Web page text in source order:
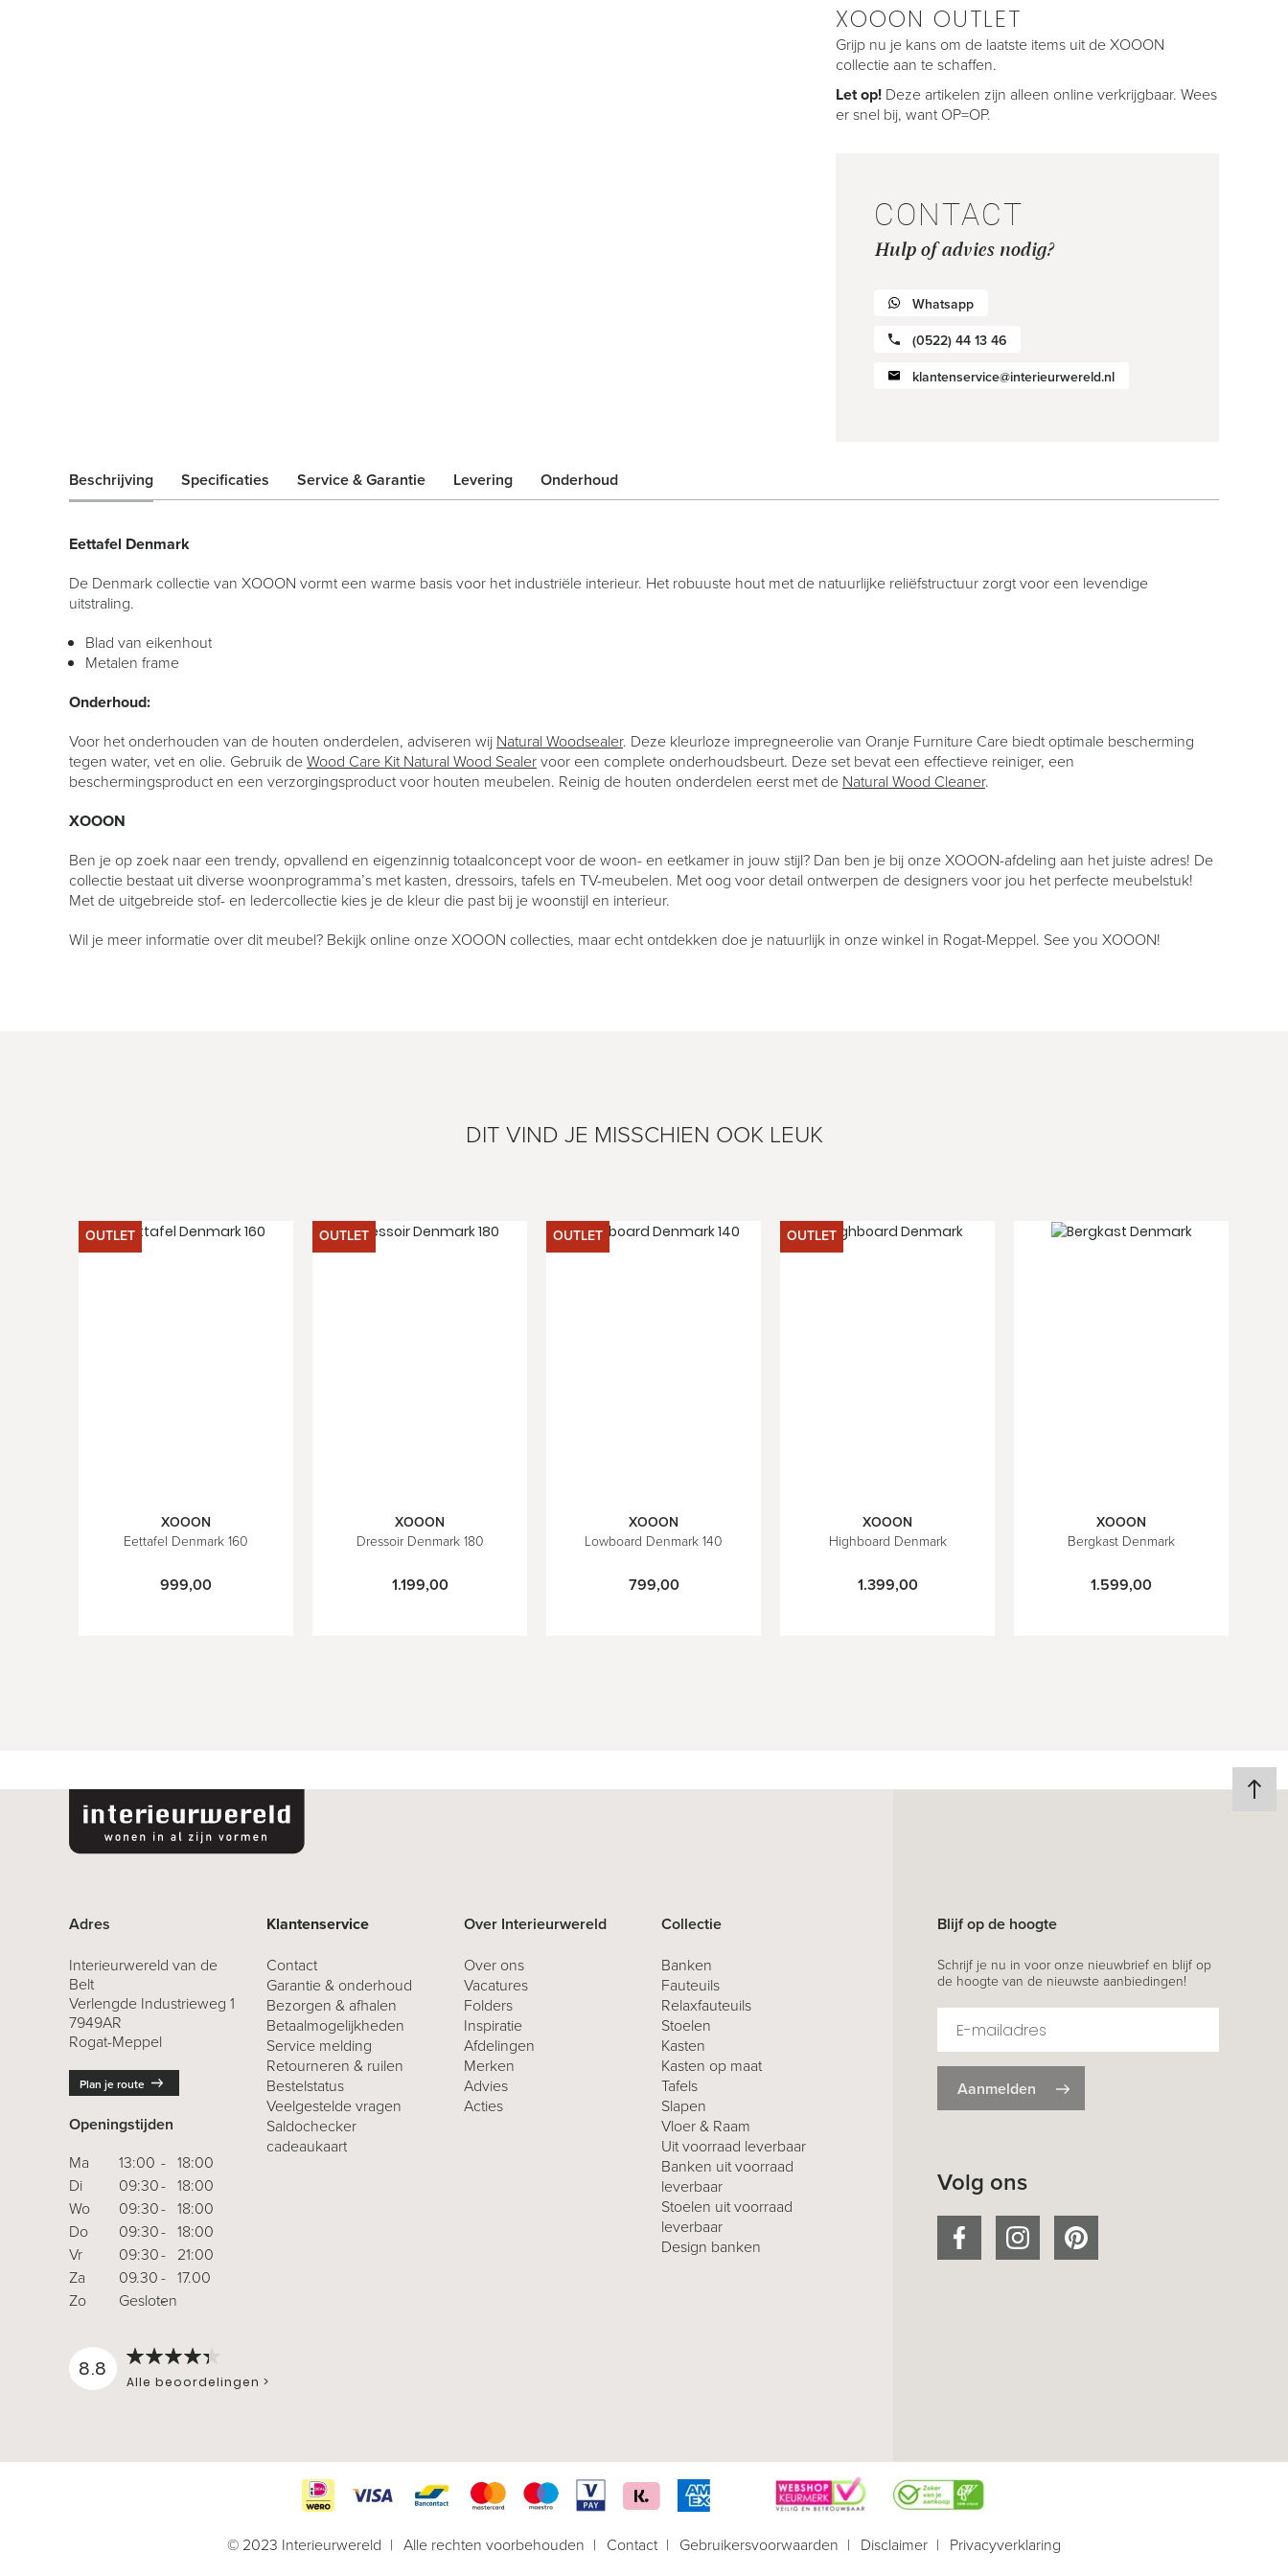
XOOON OUTLET
Grijp nu je kans om de laatste items uit de XOOON
collectie aan te schaffen.
Let op! Deze artikelen zijn alleen online verkrijgbaar. Wees
er snel bij, want OP=OP.
CONTACT
Hulp of advies nodig?
Whatsapp
(0522) 44 13 46
klantenservice@interieurwereld.nl
Beschrijving
Eettafel Denmark
De Denmark collectie van XOOON vormt een warme basis voor het industriële interieur. Het robuuste hout met de natuurlijke reliëfstructuur zorgt voor een levendige
uitstraling.
Blad van eikenhout
Metalen frame
Onderhoud:
Voor het onderhouden van de houten onderdelen, adviseren wij Natural Woodsealer. Deze kleurloze impregneerolie van Oranje Furniture Care biedt optimale bescherming
tegen water, vet en olie. Gebruik deWood Care Kit Natural Wood Sealervoor een complete onderhoudsbeurt. Deze set bevat een effectieve reiniger, een
beschermingsproduct en een verzorgingsproduct voor houten meubelen. Reinig de houten onderdelen eerst met de Natural Wood Cleaner.
XOOON
Ben je op zoek naar een trendy, opvallend en eigenzinnig totaalconcept voor de woon- en eetkamer in jouw stijl? Dan ben je bij onze XOOON-afdeling aan het juiste adres! De
collectie bestaat uit diverse woonprogramma’s met kasten, dressoirs, tafels en TV-meubelen. Met oog voor detail ontwerpen de designers voor jou het perfecte meubelstuk!
Met de uitgebreide stof- en ledercollectie kies je de kleur die past bij je woonstijl en interieur.
Wil je meer informatie over dit meubel? Bekijk online onze XOOON collecties, maar echt ontdekken doe je natuurlijk in onze winkel in Rogat-Meppel. See you XOOON!
Specificaties Service & Garantie Levering Onderhoud
DIT VIND JE MISSCHIEN OOK LEUK
OUTLET
XOOON
Eettafel Denmark 160
999,00
OUTLET
XOOON
Dressoir Denmark 180
1.199,00
OUTLET
XOOON
Lowboard Denmark 140
799,00
OUTLET
XOOON
Highboard Denmark
1.399,00
XOOON
Bergkast Denmark
1.599,00
Adres
Interieurwereld van de
Belt
Verlengde Industrieweg 1
7949AR
Rogat-Meppel
Plan je route
Openingstijden
Ma
Di
Wo
Do
Vr
Za
Zo
13:00 - 18:00
09:30- 18:00
09:30- 18:00
09:30- 18:00
09:30-
21:00
09.30- 17.00
Gesloten
-
Klantenservice
Contact
Garantie & onderhoud
Bezorgen & afhalen
Betaalmogelijkheden
Service melding
Retourneren & ruilen
Bestelstatus
Veelgestelde vragen
Saldochecker
cadeaukaart
Over Interieurwereld
Over ons
Vacatures
Folders
Inspiratie
Afdelingen
Merken
Advies
Acties
Collectie
Banken
Fauteuils
Relaxfauteuils
Stoelen
Kasten
Kasten op maat
Tafels
Slapen
Vloer & Raam
Uit voorraad leverbaar
Banken uit voorraad
leverbaar
Stoelen uit voorraad
leverbaar
Design banken
8.8
Alle beoordelingen >
Blijf op de hoogte
Schrijf je nu in voor onze nieuwbrief en blijf op
de hoogte van de nieuwste aanbiedingen!
Aanmelden
Volg ons
© 2023 Interieurwereld Alle rechten voorbehouden Contact Gebruikersvoorwaarden Disclaimer Privacyverklaring